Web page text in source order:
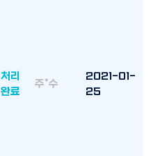
처리
완료
주*수
2021-01-
25